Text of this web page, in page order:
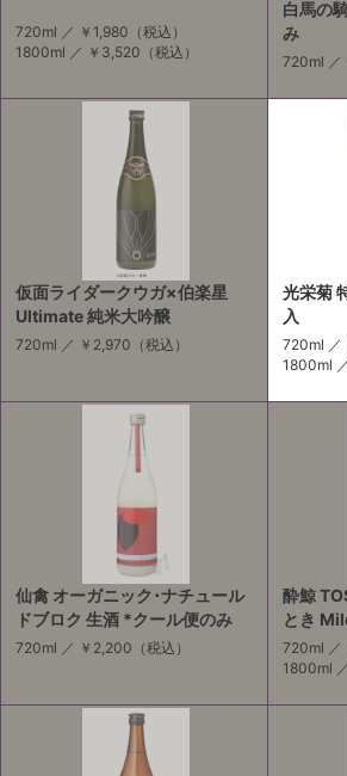
720ml ／ ￥1,980 （税込）
1800ml ／ ￥3,520 （税込）
白馬の
み
720ml ／
仮面ライダークウガ×伯楽星
Ultimate 純米大吟醸
720ml ／ ￥2,970 （税込）
光栄菊
入
720ml ／
1800ml ／
仙禽 オーガニック･ナチュール
ドブロク 生酒 *クール便のみ
720ml ／ ￥2,200 （税込）
酔鯨
とき
720ml ／
1800ml ／